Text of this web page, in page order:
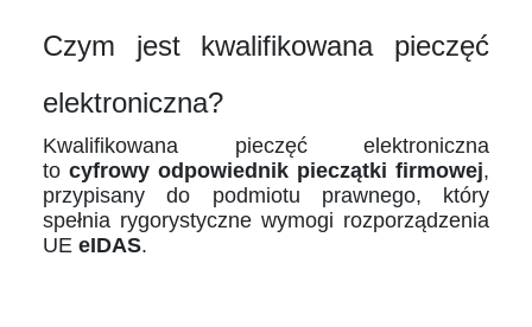
Czym jest kwalifikowana pieczęć
elektroniczna?
Kwalifikowana pieczęć elektroniczna
to cyfrowy odpowiednik pieczątki firmowej,
przypisany do podmiotu prawnego, który
spełnia rygorystyczne wymogi rozporządzenia
UE eIDAS.